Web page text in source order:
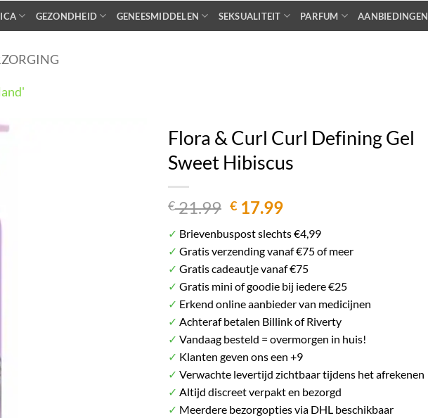
GEZONDHEID GENEESMIDDELEN SEKSUALITEIT PARFUM AANBIEDINGEN
Het plaatje kan afwijken van het daadwerkelijke product.
Flora & Curl Curl Defining Gel
Sweet Hibiscus
€21.99 Oorspronkelijke
was:
€ 21.99.
€ 17.99Huidige
is:
€ 17.99.
✓ Brievenbuspost slechts €4,99
✓ Gratis verzending vanaf €75 of meer
✓ Gratis cadeautje vanaf €75
✓ Gratis mini of goodie bij iedere €25
✓ Erkend online aanbieder van medicijnen
✓ Achteraf betalen Billink of Riverty
✓ Vandaag besteld = overmorgen in huis!
✓ Klanten geven ons een +9
✓ Verwachte levertijd zichtbaar tijdens het afrekenen
✓ Altijd discreet verpakt en bezorgd
✓ Meerdere bezorgopties via DHL beschikbaar